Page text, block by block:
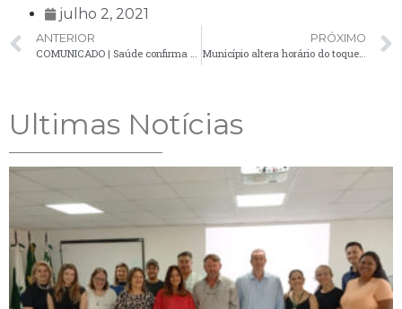
julho 2, 2021
ANTERIOR
PRÓXIMO
Município altera horário do toque de recolher e do funcionamento do comércio em novo decreto da Covid-19
Ultimas Notícias